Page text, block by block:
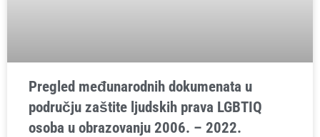
Pregled međunarodnih dokumenata u
području zaštite ljudskih prava LGBTIQ
osoba u obrazovanju 2006. – 2022.